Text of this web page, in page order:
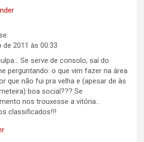
de 2011 às 00:33
Se serve de consolo, saí do
perguntando: o que vim fazer na área
que não fui pra velha e (apesar de às
boa social??? Se
nos trouxesse a vitória…
classificados!!!